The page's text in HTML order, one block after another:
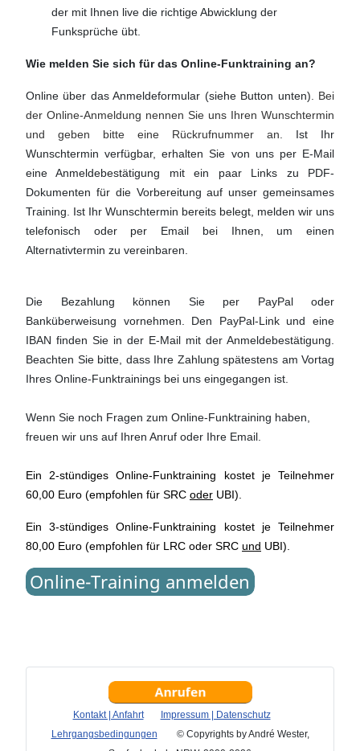
der mit Ihnen live die richtige Abwicklung der
Funksprüche übt.
Wie melden Sie sich für das Online-Funktraining an?
Online über das Anmeldeformular (siehe Button unten) . Bei
der Online-Anmeldung nennen Sie uns Ihren Wunschtermin
und geben bitte eine Rückrufnummer an. Ist Ihr
Wunschtermin verfügbar, erhalten Sie von uns per E-Mail
eine Anmeldebestätigung mit ein paar Links zu PDF-
Dokumenten für die Vorbereitung auf unser gemeinsames
Training. Ist Ihr Wunschtermin bereits belegt, melden wir uns
telefonisch oder per Email bei Ihnen, um einen
Alternativtermin zu vereinbaren.
Die Bezahlung können Sie per PayPal oder
Banküberweisung vornehmen. Den PayPal-Link und eine
IBAN finden Sie in der E-Mail mit der Anmeldebestätigung.
Beachten Sie bitte, dass Ihre Zahlung spätestens am Vortag
Ihres Online-Funktrainings bei uns eingegangen ist.
Wenn Sie noch Fragen zum Online-Funktraining haben,
freuen wir uns auf Ihren Anruf oder Ihre Email.
Ein
2-stündiges Online-Funktraining kostet je Teilnehmer
60,00 Euro (empfohlen für SRC oder UBI).
Ein
3-stündiges Online-Funktraining kostet je Teilnehmer
80,00 Euro (empfohlen für LRC oder SRC und UBI).
Kontakt | Anfahrt
Impressum | Datenschutz
Lehrgangsbedingungen © Copyrights by André Wester,